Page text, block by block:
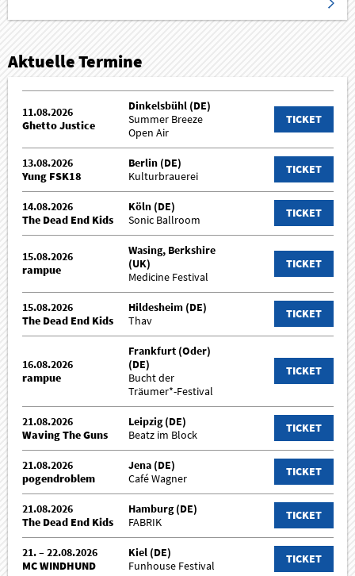
Aktuelle Termine
11.08.2026
Ghetto Justice
Dinkelsbühl (DE)
Summer Breeze
Open Air
TICKET
13.08.2026
Yung FSK18
Berlin (DE)
Kulturbrauerei
TICKET
14.08.2026
The Dead End Kids
Köln (DE)
Sonic Ballroom
TICKET
15.08.2026
rampue
Wasing, Berkshire
(UK)
Medicine Festival
TICKET
15.08.2026
The Dead End Kids
Hildesheim (DE)
Thav
TICKET
16.08.2026
rampue
Frankfurt (Oder)
(DE)
Bucht der
Träumer*-Festival
TICKET
21.08.2026
Waving The Guns
Leipzig (DE)
Beatz im Block
TICKET
21.08.2026
pogendroblem
Jena (DE)
Café Wagner
TICKET
21.08.2026
The Dead End Kids
Hamburg (DE)
FABRIK
TICKET
21. – 22.08.2026
MC WINDHUND
Kiel (DE)
Funhouse Festival
TICKET